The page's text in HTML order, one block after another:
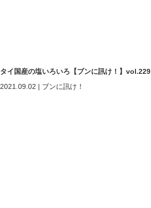
タイ国産の塩いろいろ【ブンに訊け！】vol.229
2021.09.02 | ブンに訊け！